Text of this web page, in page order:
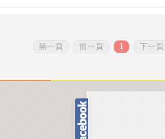
第一頁 前一頁 1 下一頁